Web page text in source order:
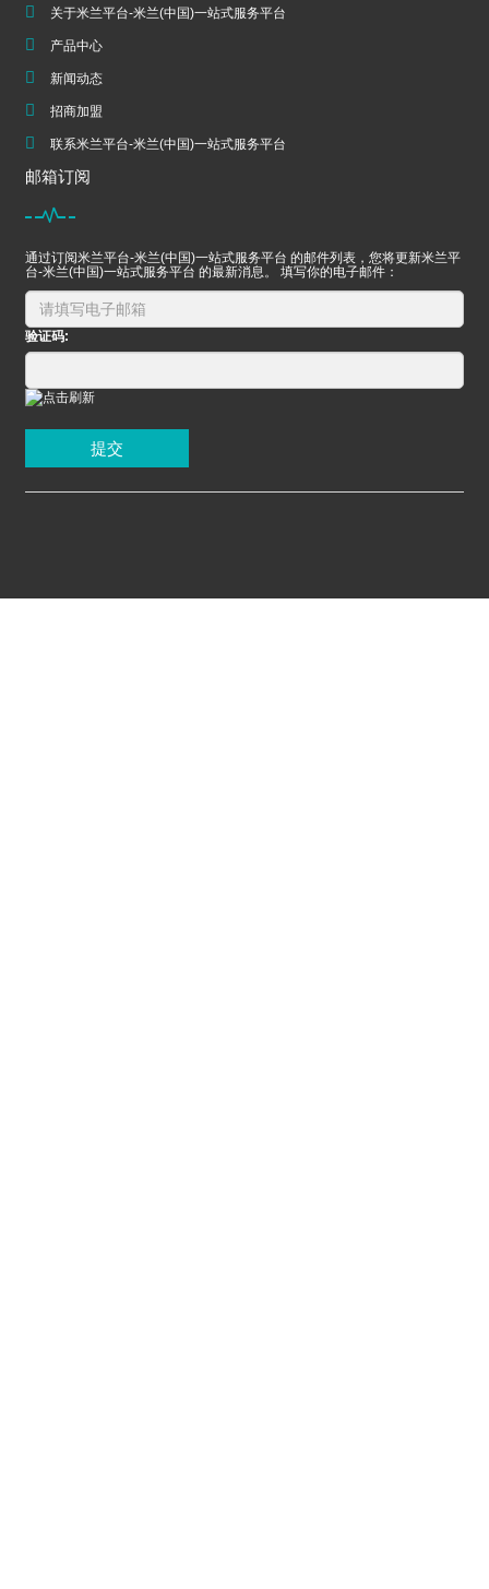
关于米兰平台-米兰(中国)一站式服务平台
产品中心
新闻动态
招商加盟
联系米兰平台-米兰(中国)一站式服务平台
邮箱订阅
通过订阅米兰平台-米兰(中国)一站式服务平台 的邮件列表，您将更新米兰平
台-米兰(中国)一站式服务平台 的最新消息。 填写你的电子邮件：
验证码:
提交